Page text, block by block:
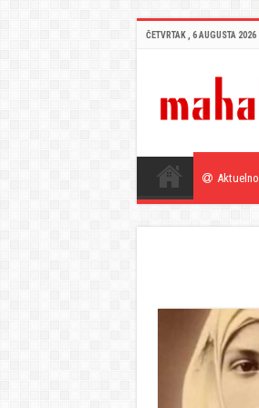
ČETVRTAK , 6 AUGUSTA 2026
Aktuelno